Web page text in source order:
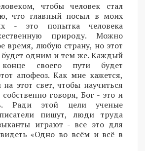
чтобы человек стал
что главный посыл в моих
- это попытка человека
природу. Можно
время, любую страну, но этот
будет одним и тем же. Каждый
своего пути будет
апофеоз. Как мне кажется,
этот свет, чтобы научиться
говоря, Бог - это и
Ради этой цели ученые
пишут, люди труда
играют - все это для
«Одно во всём и всё в